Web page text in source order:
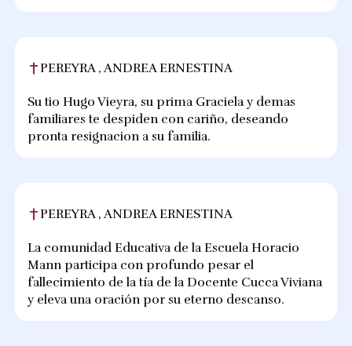
PEREYRA , ANDREA ERNESTINA
Su tio Hugo Vieyra, su prima Graciela y demas
familiares te despiden con cariño, deseando
pronta resignacion a su familia.
PEREYRA , ANDREA ERNESTINA
La comunidad Educativa de la Escuela Horacio
Mann participa con profundo pesar el
fallecimiento de la tía de la Docente Cucca Viviana
y eleva una oración por su eterno descanso.